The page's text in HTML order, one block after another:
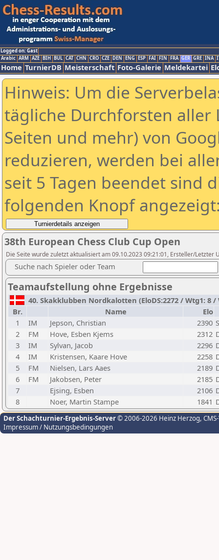
Logged on: Gast
Arabic ARM AZE BIH BUL CAT CHN CRO CZE DEN ENG ESP FAI FIN FRA GER GRE INA
Home TurnierDB Meisterschaft Foto-Galerie Meldekartei
Hinweis: Um die
tägliche Durchforsten aller
Seiten und mehr) von
reduzieren, werden bei
seit 5 Tagen beendet sind
folgenden Knopf
38th European Chess Club Cup Open
Die Seite wurde zuletzt aktualisiert am 09.10.2023 09:21:01, Ersteller/Letzter
Suche nach Spieler oder Team
Teamaufstellung ohne Ergebnisse
40. Skakklubben Nordkalotten (EloDS:2272 / Wtg1: 8
Br.
Name
Elo
1
IM Jepson, Christian 2390
2
FM Hove, Esben Kjems 2312
3
IM Sylvan, Jacob 2296
4
IM Kristensen, Kaare Hove 2258
5
FM Nielsen, Lars Aaes 2189
6
FM Jakobsen, Peter 2185
7
Ejsing, Esben 2106
8
Noer, Martin Stampe 1841
Der Schachturnier-Ergebnis-Server© 2006-2026 Heinz Herzog,
Impressum / Nutzungsbedingungen